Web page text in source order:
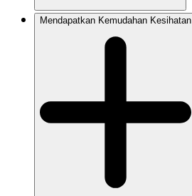
Mendapatkan Kemudahan Kesihatan